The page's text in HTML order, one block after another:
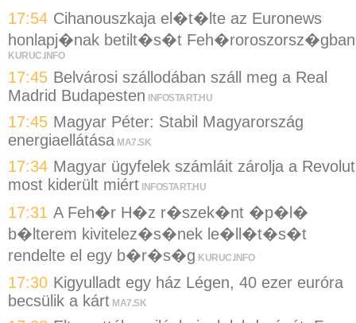
17:54 Cihanouszkaja el�t�lte az Euronews
honlapj�nak betilt�s�t Feh�roroszorsz�gban
KURUC.INFO
17:45 Belvárosi szállodában száll meg a Real
Madrid Budapesten
INFOSTART.HU
17:45 Magyar Péter: Stabil Magyarország
energiaellátása MA7.SK
17:34 Magyar ügyfelek számláit zárolja a
most kiderült miért INFOSTART.HU
17:31 A Feh�r H�z r�szek�nt �p�l�
b�lterem kivitelez�s�nek le�ll�t�s�t
rendelte el egy b�r�s�g KURUC.INFO
17:30 Kigyulladt egy ház Légen, 40 ezer euróra
becsülik a kárt MA7.SK